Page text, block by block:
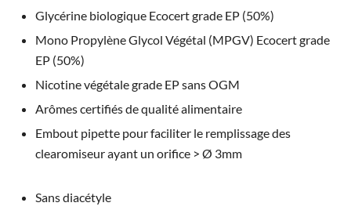
Glycérine biologique Ecocert grade EP (50%)
Mono Propylène Glycol Végétal (MPGV) Ecocert grade
EP (50%)
Nicotine végétale grade EP sans OGM
Arômes certifiés de qualité alimentaire
Embout pipette pour faciliter le remplissage des
clearomiseur ayant un orifice > Ø 3mm
Sans diacétyle